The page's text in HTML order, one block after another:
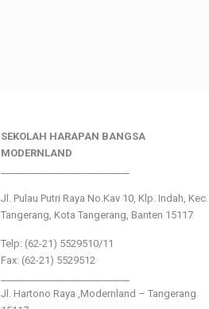
SEKOLAH HARAPAN BANGSA
MODERNLAND
Jl. Pulau Putri Raya No.Kav 10, Klp. Indah, Kec.
Tangerang, Kota Tangerang, Banten 15117
Telp: (62-21) 5529510/11
Fax: (62-21) 5529512
Jl. Hartono Raya ,Modernland – Tangerang